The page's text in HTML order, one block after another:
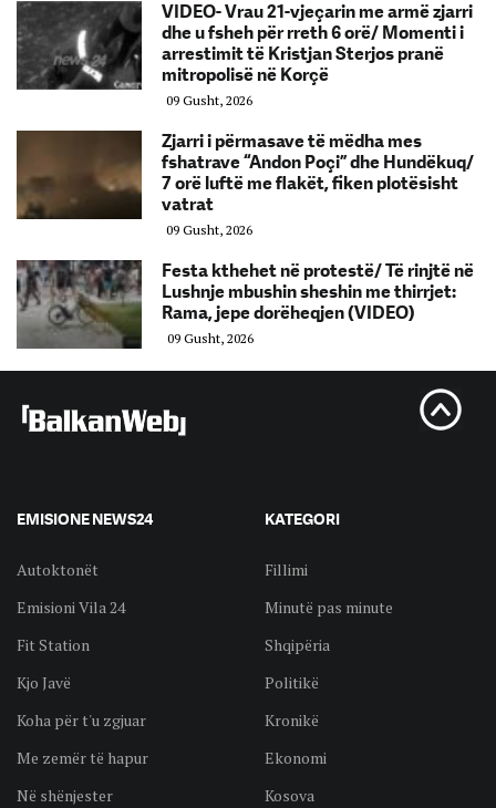
VIDEO- Vrau 21-vjeçarin me armë zjarri
dhe u fsheh për rreth 6 orë/ Momenti i
arrestimit të Kristjan Sterjos pranë
mitropolisë në Korçë
09 Gusht, 2026
Zjarri i përmasave të mëdha mes
fshatrave “Andon Poçi” dhe Hundëkuq/
7 orë luftë me flakët, fiken plotësisht
vatrat
09 Gusht, 2026
Festa kthehet në protestë/ Të rinjtë në
Lushnje mbushin sheshin me thirrjet:
Rama, jepe dorëheqjen (VIDEO)
09 Gusht, 2026
EMISIONE NEWS24
Autoktonët
Emisioni Vila 24
Fit Station
Kjo Javë
Koha për t'u zgjuar
Me zemër të hapur
Në shënjester
KATEGORI
Fillimi
Minutë pas minute
Shqipëria
Politikë
Kronikë
Ekonomi
Kosova